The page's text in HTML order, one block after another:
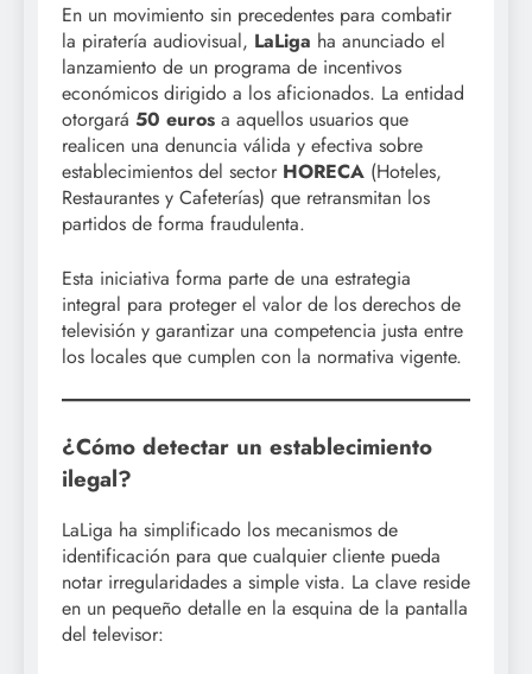
En un movimiento sin precedentes para combatir
la piratería audiovisual, LaLiga ha anunciado el
lanzamiento de un programa de incentivos
económicos dirigido a los aficionados. La entidad
otorgará 50 euros a aquellos usuarios que
realicen una denuncia válida y efectiva sobre
establecimientos del sector HORECA (Hoteles,
Restaurantes y Cafeterías) que retransmitan los
partidos de forma fraudulenta.
Esta iniciativa forma parte de una estrategia
integral para proteger el valor de los derechos de
televisión y garantizar una competencia justa entre
los locales que cumplen con la normativa vigente.
¿Cómo detectar un establecimiento
ilegal?
LaLiga ha simplificado los mecanismos de
identificación para que cualquier cliente pueda
notar irregularidades a simple vista. La clave reside
en un pequeño detalle en la esquina de la pantalla
del televisor: